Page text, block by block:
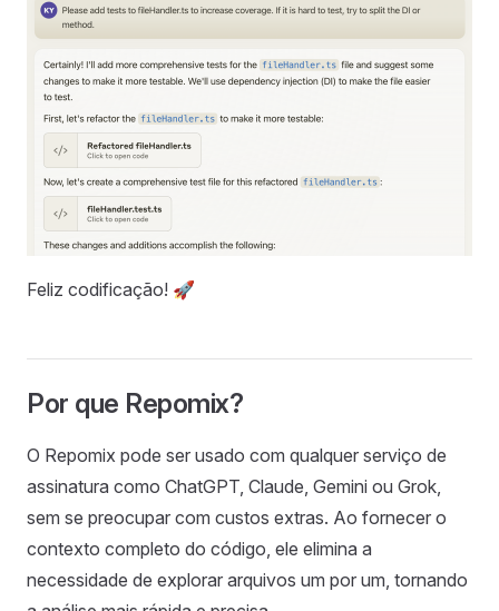
Feliz codificação! 🚀
Por que Repomix?
O Repomix pode ser usado com qualquer serviço de
assinatura como ChatGPT, Claude, Gemini ou Grok,
sem se preocupar com custos extras. Ao fornecer o
contexto completo do código, ele elimina a
necessidade de explorar arquivos um por um, tornando